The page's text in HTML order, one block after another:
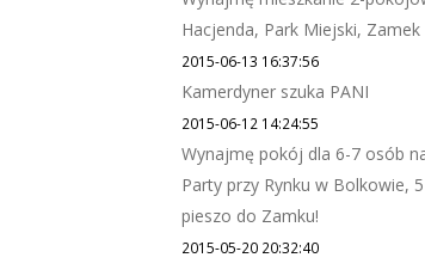
Hacjenda, Park Miejski, Zamek
2015-06-13 16:37:56
Kamerdyner szuka PANI
2015-06-12 14:24:55
Wynajmę pokój dla 6-7 osób
Party przy Rynku w Bolkowie,
pieszo do Zamku!
2015-05-20 20:32:40